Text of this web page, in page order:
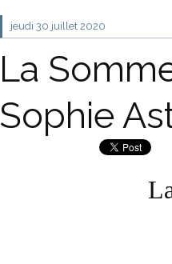
jeudi 30 juillet 2020
La
Sophie